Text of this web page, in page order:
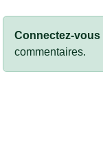
Connectez-vous
commentaires.